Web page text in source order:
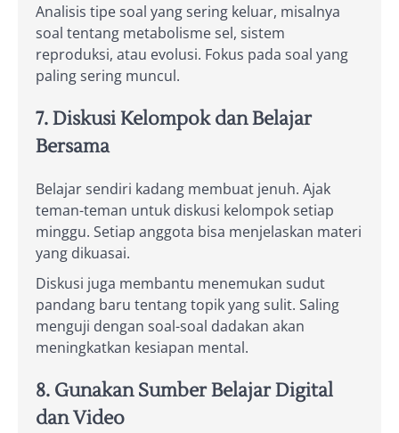
Analisis tipe soal yang sering keluar, misalnya
soal tentang metabolisme sel, sistem
reproduksi, atau evolusi. Fokus pada soal yang
paling sering muncul.
7. Diskusi Kelompok dan Belajar
Bersama
Belajar sendiri kadang membuat jenuh. Ajak
teman-teman untuk diskusi kelompok setiap
minggu. Setiap anggota bisa menjelaskan materi
yang dikuasai.
Diskusi juga membantu menemukan sudut
pandang baru tentang topik yang sulit. Saling
menguji dengan soal-soal dadakan akan
meningkatkan kesiapan mental.
8. Gunakan Sumber Belajar Digital
dan Video